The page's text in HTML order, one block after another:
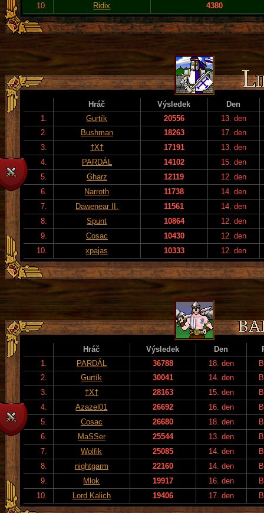
10.
Ridix 4380
Hráč Výsledek
Den
1.
Gurtík 20556
13. den
2.
Bushman 18263
17. den
3.
†X† 17191
13. den
4.
PARDÁL 14102
15. den
5.
Gharz 12119
12. den
6.
Narroth 11738
14. den
7.
Dawenear II. 11561
14. den
8.
Spunt 10864
12. den
9.
Cosac 10430
12. den
10.
xpajas 10333 12. den
Hráč Výsledek Den
1.
PARDÁL 36788 18. den
2.
Gurtík 30041 14. den
3.
†X† 28163 15. den
4.
Azazel01 26692 16. den
5.
Cosac 26680 18. den
6.
MaSSer 25544 13. den
7.
Wolfik 25085 14. den
8.
nightgarm 22160 14. den
9.
Mlok 19917 16. den
10.
Lord Kalich 19406 17. den